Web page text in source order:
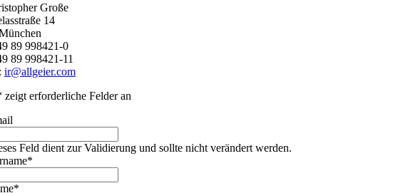
Große
14
89 998421-0
89 998421-11
ir@allgeier.com
zeigt erforderliche Felder an
Feld dient zur Validierung und sollte nicht verändert werden.
*
*